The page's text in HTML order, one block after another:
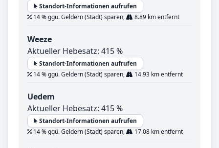
Standort-Informationen aufrufen
14 % ggü. Geldern (Stadt) sparen,
8.89 km entfernt
Weeze
Aktueller Hebesatz: 415 %
Standort-Informationen aufrufen
14 % ggü. Geldern (Stadt) sparen,
14.93 km entfernt
Uedem
Aktueller Hebesatz: 415 %
Standort-Informationen aufrufen
14 % ggü. Geldern (Stadt) sparen,
17.08 km entfernt